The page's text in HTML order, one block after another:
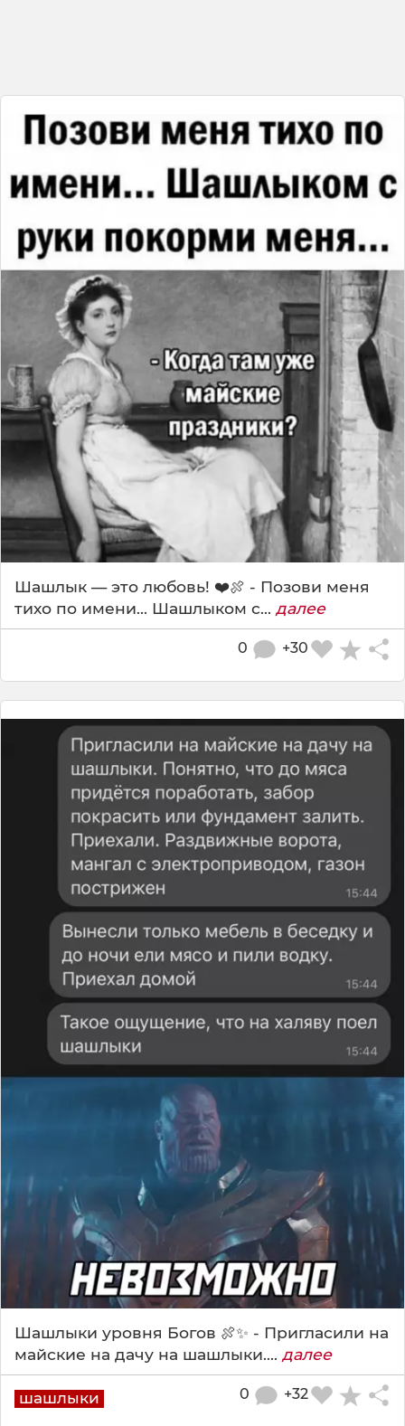
Шашлык — это любовь! ❤️🍖 - Позови меня
тихо по имени... Шашлыком с... далее
+30
0
Шашлыки уровня Богов 🍖✨ - Пригласили на
майские на дачу на шашлыки.... далее
шашлыки +32
0